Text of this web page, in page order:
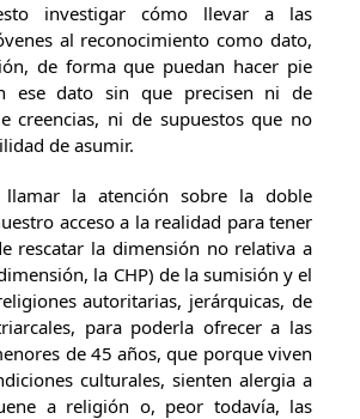
investigar cómo llevar a las
al reconocimiento como dato,
de forma que puedan hacer pie
ese dato sin que precisen ni de
creencias, ni de supuestos que no
de asumir.
la atención sobre la doble
acceso a la realidad para tener
rescatar la dimensión no relativa a
la CHP) de la sumisión y el
autoritarias, jerárquicas, de
para poderla ofrecer a las
de 45 años, que porque viven
culturales, sienten alergia a
a religión o, peor todavía, las